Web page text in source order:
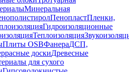
Минеральная
ПенопластПленки,
Гидроизоляционные
Теплоизоляция
Плиты OSBФанераДСП,
доскиДревесные
для сухого